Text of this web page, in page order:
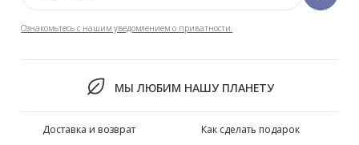
Ознакомьтесь с нашим уведомлением о приватности.
МЫ ЛЮБИМ НАШУ ПЛАНЕТУ
Доставка и возврат
Как сделать подарок